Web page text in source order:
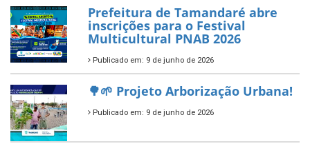
ÚLTIMAS NOTÍCIAS
Tamandaré conquista Selo
Diamante do Sebrae pelo
segundo ano consecutivo e
reafirma excelência no apoio ao
empreendedorismo.
Publicado em: 10 de junho de 2026